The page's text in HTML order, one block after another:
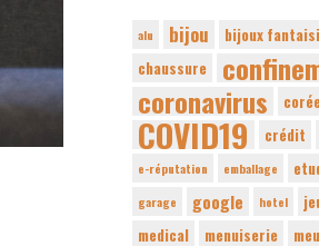
alu bijou bijoux
chaussure
coronavirus
COVID19 crédit
e-réputation emballage
garage
google hotel
medical menuiserie